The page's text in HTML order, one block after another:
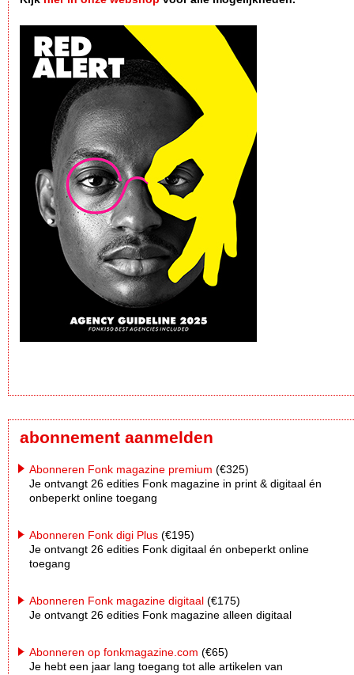
abonnement aanmelden
Abonneren Fonk magazine premium (€325)
Je ontvangt 26 edities Fonk magazine in print & digitaal én
onbeperkt online toegang
Abonneren Fonk digi Plus (€195)
Je ontvangt 26 edities Fonk digitaal én onbeperkt online
toegang
Abonneren Fonk magazine digitaal (€175)
Je ontvangt 26 edities Fonk magazine alleen digitaal
Abonneren op fonkmagazine.com (€65)
Je hebt een jaar lang toegang tot alle artikelen van